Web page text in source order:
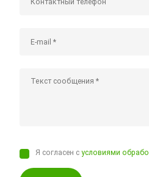
Я согласен сусловиями